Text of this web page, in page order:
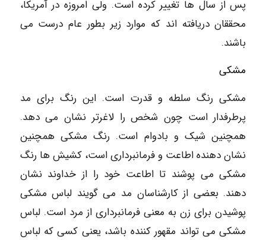
پس از سال ها تغییر کرده است. ولی امروزه در آمریکا،
محققان دریافته اند که موارد زیر بطور عام درست می
باشند.
مشکی
مشکی رنگ سلطه و قدرت است. این رنگ برای مد
پرطرفدار است چون شخص را لاغرتر نشان می دهد.
همچنین شیک و بادوام است. رنگ مشکی همچنین
نشان دهنده اطاعت و فرمانبرداری است، کشیش ها رنگ
مشکی می پوشند تا اطاعت خود را از خداوند نشان
دهند. بعضی از کارشناسان مد می گویند لباس مشکی
پوشیدن برای زن به معنی فرمانبرداری از مرد است. لباس
مشکی می تواند مقهور کننده باشد، یعنی کسی که لباس